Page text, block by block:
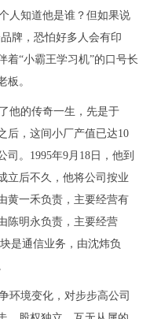
人知道他是谁？但如果说
牌，恐怕好多人会有印
着“小霸王学习机”的口号长
板。
他的传奇一生，先是于
后，这间小厂产值已达10
。1995年9月18日，他到
立后不久，他将公司按业
黄一禾负责，主要经营有
陈明永负责，主要经营
是通信业务，由沈炜负
环境变化，对步步高公司